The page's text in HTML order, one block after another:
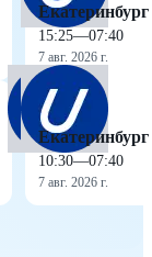
15:25—07:40
7 авг. 2026 г.
10:30—07:40
7 авг. 2026 г.